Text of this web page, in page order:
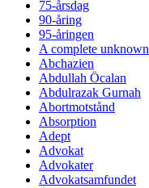
75-årsdag
90-åring
95-åringen
A complete unknown
Abchazien
Abdullah Öcalan
Abdulrazak Gurnah
Abortmotstånd
Absorption
Adept
Advokat
Advokater
Advokatsamfundet